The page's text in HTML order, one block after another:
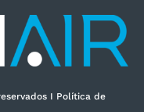
I Política de